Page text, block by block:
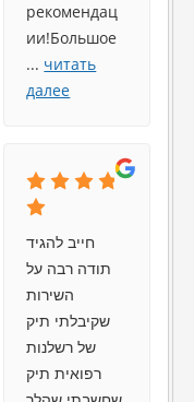
рекомендац
ии!Большое
... читать
далее
חייב להגיד
תודה רבה על
השירות
שקיבלתי תיק
של רשלנות
רפואית תיק